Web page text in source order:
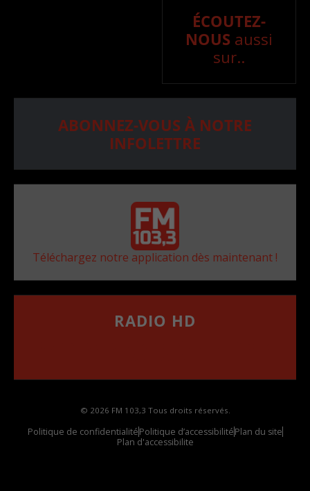
ÉCOUTEZ-
NOUS aussi
sur..
ABONNEZ-VOUS À NOTRE
INFOLETTRE
Téléchargez notre application dès maintenant !
RADIO HD
© 2026 FM 103,3 Tous droits réservés.
Politique de confidentialitéPolitique d’accessibilitéPlan du site
Plan d'accessibilite